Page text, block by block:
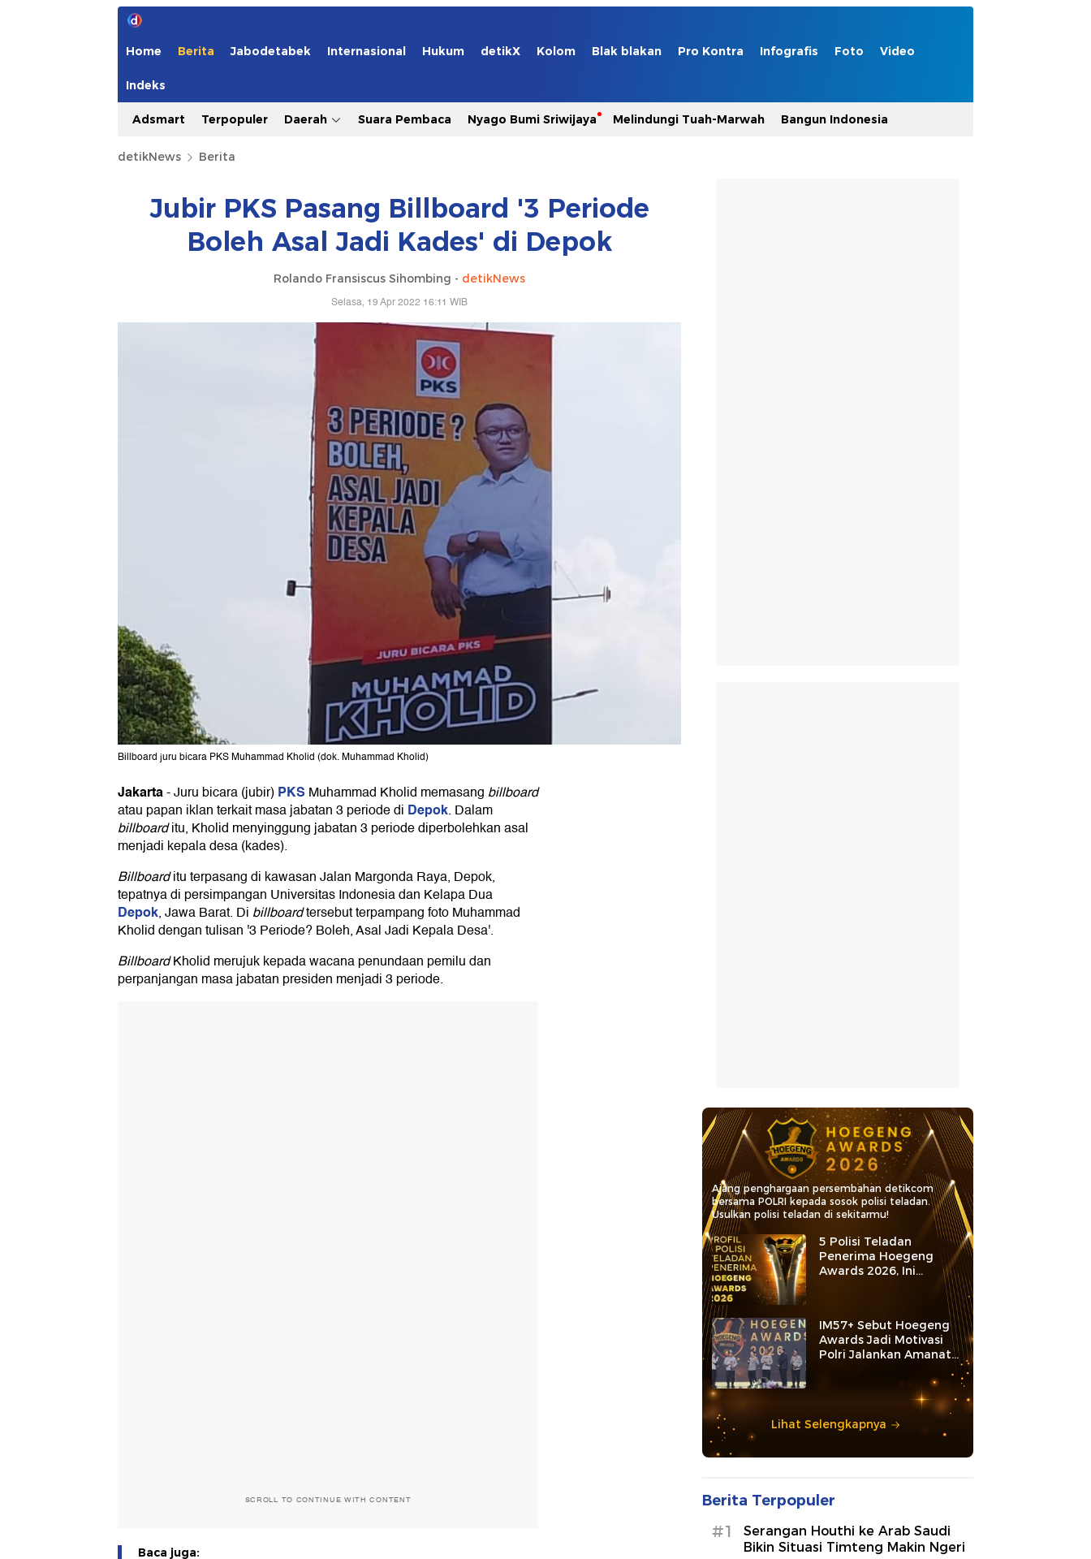
Home Berita Jabodetabek Internasional Hukum detikX Kolom Blak blakan Pro Kontra Infografis Foto Video
Indeks
Adsmart Terpopuler Daerah Suara Pembaca Nyago Bumi Sriwijaya Melindungi Tuah-Marwah Bangun Indonesia
detikNews Berita
Jubir PKS Pasang Billboard '3 Periode
Boleh Asal Jadi Kades' di Depok
Rolando Fransiscus Sihombing - detikNews
Selasa, 19 Apr 2022 16:11 WIB
Billboard juru bicara PKS Muhammad Kholid (dok. Muhammad Kholid)
Jakarta-Juru bicara (jubir)PKS Muhammad Kholid memasang billboard
atau papan iklan terkait masa jabatan 3 periode di Depok. Dalam
billboarditu, Kholid menyinggung jabatan 3 periode diperbolehkan asal
menjadi kepala desa (kades).
Billboarditu terpasang di kawasan Jalan Margonda Raya, Depok,
tepatnya di persimpangan Universitas Indonesia dan Kelapa Dua
Depok, Jawa Barat. Di billboardtersebut terpampang foto Muhammad
Kholid dengan tulisan '3 Periode? Boleh, Asal Jadi Kepala Desa'.
BillboardKholid merujuk kepada wacana penundaan pemilu dan
perpanjangan masa jabatan presiden menjadi 3 periode.
SCROLL TO CONTINUE WITH CONTENT
Baca juga:
Ajang penghargaan persembahan detikcom
bersama POLRI kepada sosok polisi teladan.
Usulkan polisi teladan di sekitarmu!
5 Polisi Teladan
Penerima Hoegeng
Awards 2026, Ini
Kategori dan Kiprahnya
IM57+ Sebut Hoegeng
Awards Jadi Motivasi
Polri Jalankan Amanat
Lihat Selengkapnya
Berita Terpopuler
#1
Serangan Houthi ke Arab Saudi
Bikin Situasi Timteng Makin Ngeri